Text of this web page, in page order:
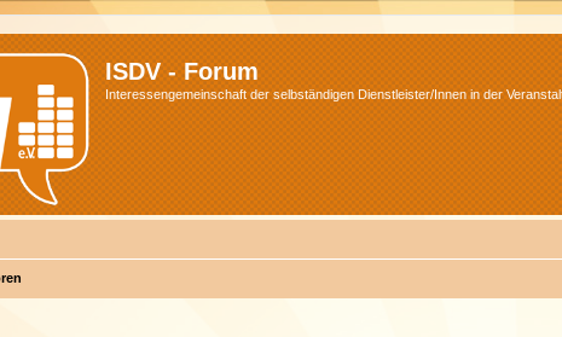
ISDV - Forum
Interessengemeinschaft der selbständigen Dienstleister/Innen in der